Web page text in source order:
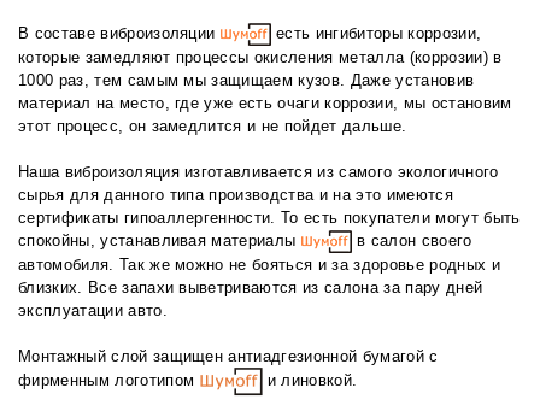
В составе виброизоляции
есть ингибиторы коррозии,
которые замедляют процессы окисления металла (коррозии) в
1000 раз, тем самым мы защищаем кузов. Даже установив
материал на место, где уже есть очаги коррозии, мы остановим
этот процесс, он замедлится и не пойдет дальше.
Наша виброизоляция изготавливается из самого экологичного
сырья для данного типа производства и на это имеются
сертификаты гипоаллергенности. То есть покупатели могут быть
спокойны, устанавливая материалы
в салон своего
автомобиля. Так же можно не бояться и за здоровье родных и
близких. Все запахи выветриваются из салона за пару дней
эксплуатации авто.
Монтажный слой защищен антиадгезионной бумагой с
фирменным логотипом
и линовкой.